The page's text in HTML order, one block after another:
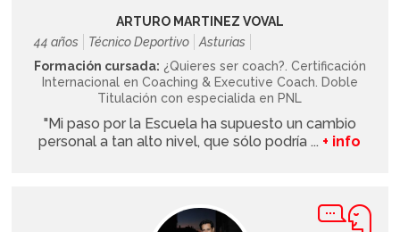
ARTURO MARTINEZ VOVAL
44 años
Técnico Deportivo
Asturias
Formación cursada: ¿Quieres ser coach?. Certificación
Internacional en Coaching & Executive Coach. Doble
Titulación con especialida en PNL
"Mi paso por la Escuela ha supuesto un cambio
personal a tan alto nivel, que sólo podría ... + info